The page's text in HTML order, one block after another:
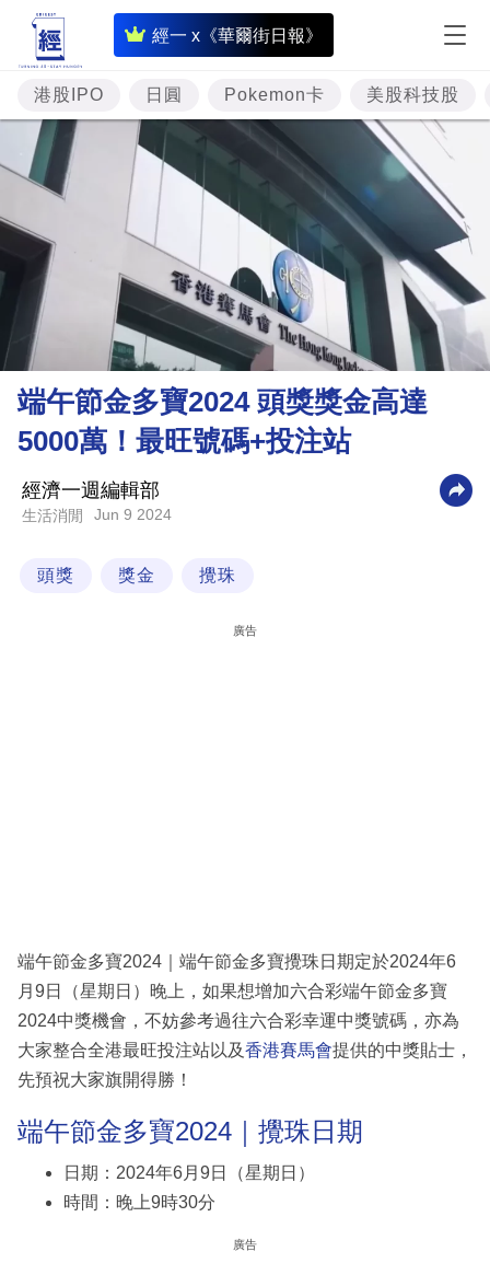
經一 x《華爾街日報》
即
時
財
經
專
投
市
理
財
商
業
科
區
港股IPO 日圓 Pokemon卡 美股科技股
端午節金多寶2024 頭獎獎金高達
5000萬！最旺號碼+投注站
經濟一週編輯部
生活消閒 Jun 9 2024
頭獎 獎金 攪珠
廣告
端午節金多寶2024｜端午節金多寶攪珠日期定於2024年6
月9日（星期日）晚上，如果想增加六合彩端午節金多寶
2024中獎機會，不妨參考過往六合彩幸運中獎號碼，亦為
大家整合全港最旺投注站以及香港賽馬會提供的中獎貼士，
先預祝大家旗開得勝！
端午節金多寶2024｜攪珠日期
日期：2024年6月9日（星期日）
時間：晚上9時30分
廣告